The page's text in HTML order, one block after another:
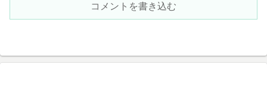
コメントを書き込む